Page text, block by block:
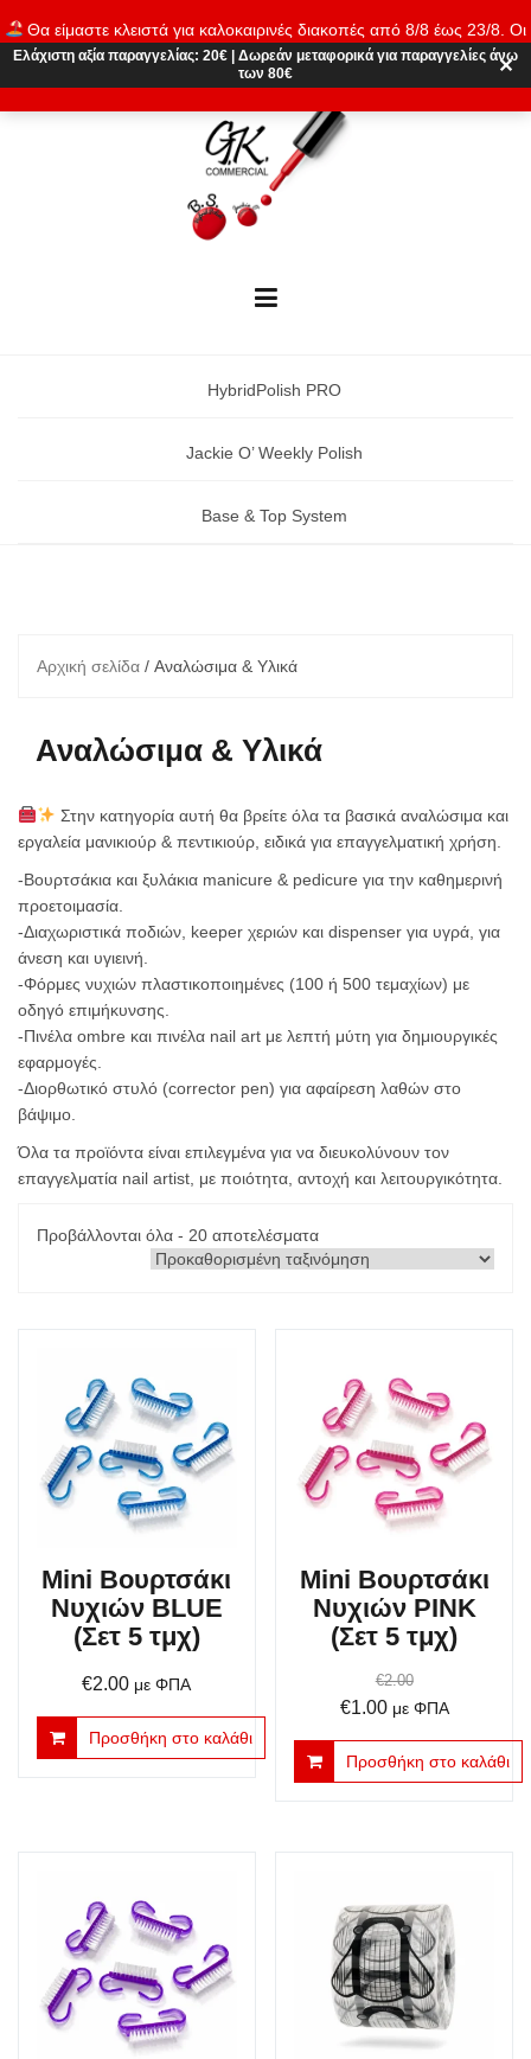
Θα είμαστε κλειστά για καλοκαιρινές διακοπές από 8/8 έως 23/8. Οι
παραγγελίες θα εκτελούνται ξανά από 24/8. Καλό καλοκαίρι!
Απόρριψη
to
content
Ελάχιστη αξία παραγγελίας: 20€ Δωρεάν μεταφορικά για παραγγελίες άνω
των 80€
✕
HybridPolish PRO
Jackie O’ Weekly Polish
Base & Top System
Αρχική σελίδα / Αναλώσιμα & Υλικά
Αναλώσιμα & Υλικά
Στην κατηγορία αυτή θα βρείτε όλα τα βασικά αναλώσιμα και
εργαλεία μανικιούρ & πεντικιούρ, ειδικά για επαγγελματική χρήση.
-Βουρτσάκια και ξυλάκια manicure & pedicure για την καθημερινή
προετοιμασία.
-Διαχωριστικά ποδιών, keeper χεριών και dispenser για υγρά, για
άνεση και υγιεινή.
-Φόρμες νυχιών πλαστικοποιημένες (100 ή 500 τεμαχίων) με
οδηγό επιμήκυνσης.
-Πινέλα ombre και πινέλα nail art με λεπτή μύτη για δημιουργικές
εφαρμογές.
-Διορθωτικό στυλό (corrector pen) για αφαίρεση λαθών στο
βάψιμο.
Όλα τα προϊόντα είναι επιλεγμένα για να διευκολύνουν τον
επαγγελματία nail artist, με ποιότητα, αντοχή και λειτουργικότητα.
Προβάλλονται όλα - 20 αποτελέσματα
Mini Βουρτσάκι
Νυχιών BLUE
(Σετ 5 τμχ)
€2.00 με ΦΠΑ
Προσθήκη στο καλάθι
Mini Βουρτσάκι
Νυχιών PINK
(Σετ 5 τμχ)
€2.00
Original
price
was:
€1.00Η
τρέχουσα
τιμή
με ΦΠΑ
Προσθήκη στο καλάθι